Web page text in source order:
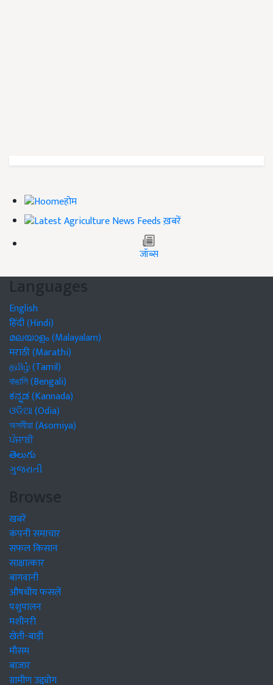
होम
ख़बरें
जॉब्स
Languages
English
हिंदी (Hindi)
മലയാളം (Malayalam)
मराठी (Marathi)
தமிழ் (Tamil)
বাঙালি (Bengali)
ಕನ್ನಡ (Kannada)
ଓଡିଆ (Odia)
অসমীয়া (Asomiya)
ਪੰਜਾਬੀ
తెలుగు
ગુજરાતી
Browse
खबरें
कंपनी समाचार
सफल किसान
साक्षात्कार
बागवानी
औषधीय फसलें
पशुपालन
मशीनरी
खेती-बाड़ी
मौसम
बाजार
ग्रामीण उद्द्योग